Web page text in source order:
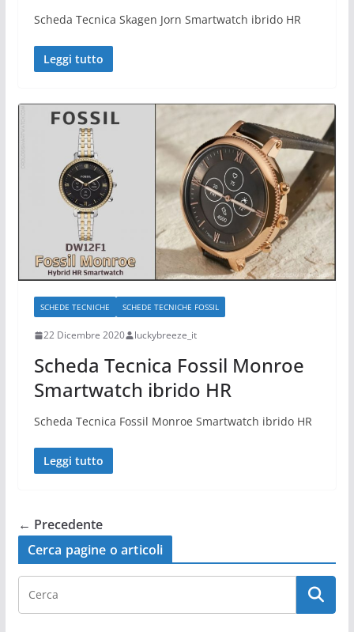
Scheda Tecnica Skagen Jorn Smartwatch ibrido HR
Leggi tutto
SCHEDE TECNICHE SCHEDE TECNICHE FOSSIL
22 Dicembre 2020 luckybreeze_it
Scheda Tecnica Fossil Monroe
Smartwatch ibrido HR
Scheda Tecnica Fossil Monroe Smartwatch ibrido HR
Leggi tutto
← Precedente
Cerca pagine o articoli